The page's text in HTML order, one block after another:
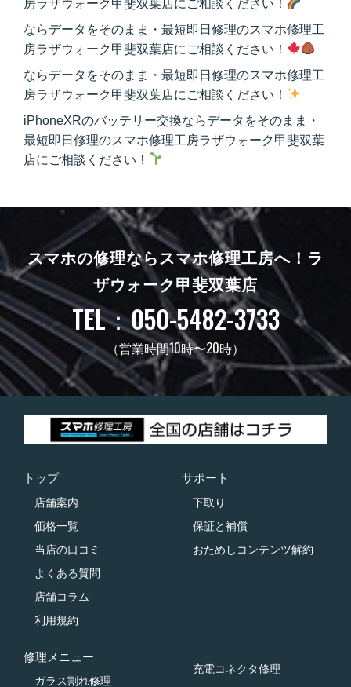
房ラザウォーク甲斐双葉店にご相談ください！
ならデータをそのまま・最短即日修理のスマホ修理工
房ラザウォーク甲斐双葉店にご相談ください！
ならデータをそのまま・最短即日修理のスマホ修理工
房ラザウォーク甲斐双葉店にご相談ください！
iPhoneXRのバッテリー交換ならデータをそのまま・
最短即日修理のスマホ修理工房ラザウォーク甲斐双葉
店にご相談ください！
スマホの修理ならスマホ修理工房へ！ ラ
ザウォーク甲斐双葉店
TEL：050-5482-3733
（営業時間10時〜20時）
トップ
店舗案内
価格一覧
当店の口コミ
よくある質問
店舗コラム
利用規約
サポート
下取り
保証と補償
おためしコンテンツ解約
修理メニュー
ガラス割れ修理
充電コネクタ修理